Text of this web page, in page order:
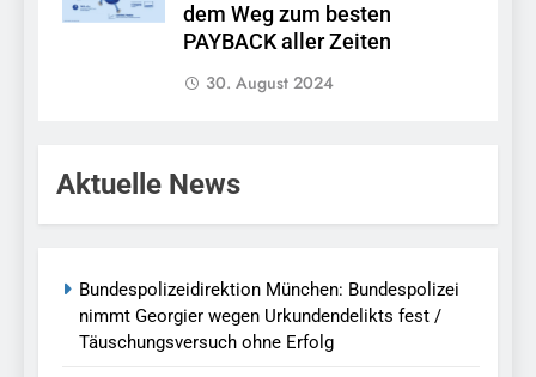
dem Weg zum besten
PAYBACK aller Zeiten
30. August 2024
Aktuelle News
Bundespolizeidirektion München: Bundespolizei
nimmt Georgier wegen Urkundendelikts fest /
Täuschungsversuch ohne Erfolg